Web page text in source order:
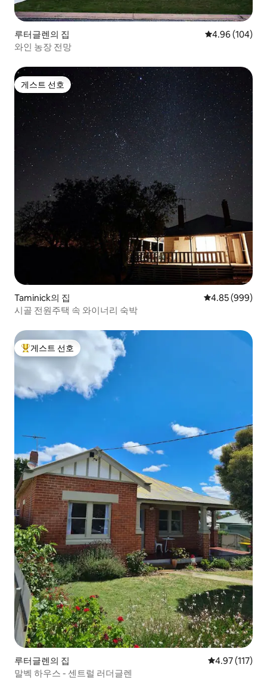
루터글렌의 집 평점 4.96점(5
4.96 (104)
와인 농장 전망
게스트 선호
게스트 선호
Taminick의 집 평점 4.85점(5
4.85 (999)
시골 전원주택 속 와이너리 숙박
상위 게스트 선호
게스트 선호
루터글렌의 집 평점 4.97점(5
4.97 (117)
말벡 하우스 - 센트럴 러더글렌